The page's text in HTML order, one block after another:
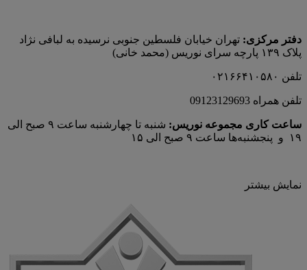
دفتر مرکزی: تهران خیابان فلسطین جنوبی نرسیده به لبافی نژاد
پلاک ۱۳۹ پارچه‌ سرای نوريس (محمد خانی)
تلفن ۰۲۱۶۶۴۱۰۵۸۰
تلفن همراه 09123129693
ساعت کاری مجموعه نوریس:
شنبه تا چهارشنبه ساعت ۹ صبح الی
۱۹ و پنجشنبه‌ها ساعت ۹ صبح الی ۱۵
نمایش بیشتر